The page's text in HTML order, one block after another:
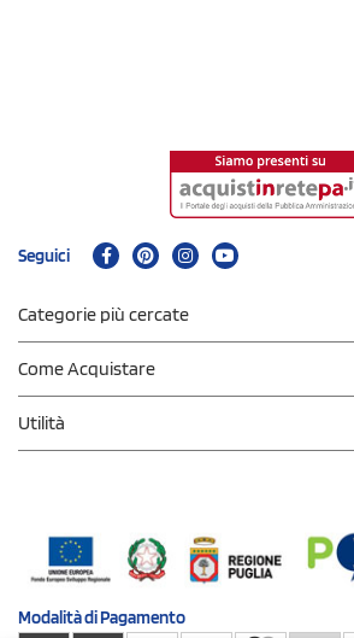
Seguici
Categorie più cercate
Come Acquistare
Utilità
Modalità diPagamento